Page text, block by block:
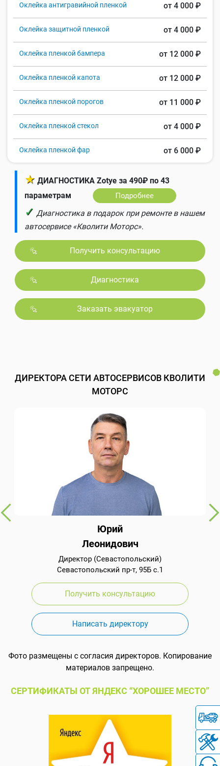
Оклейка антигравийной пленкой от 4 000 ₽
Оклейка защитной пленкой от 4 000 ₽
Оклейка пленкой бампера от 12 000 ₽
Оклейка пленкой капота от 12 000 ₽
Оклейка пленкой порогов от 11 000 ₽
Оклейка пленкой стекол от 4 000 ₽
Оклейка пленкой фар от 6 000 ₽
★ ДИАГНОСТИКА Zotye за 490₽ по 43
параметрам
Подробнее
✓ Диагностика в подарок при ремонте в нашем
автосервисе «Кволити Моторс».
Получить консультацию
Диагностика
Заказать эвакуатор
ДИРЕКТОРА СЕТИ АВТОСЕРВИСОВ КВОЛИТИ
МОТОРС
Юрий
Леонидович
Директор (Севастопольский)
Севастопольский пр-т, 95Б с.1
Получить консультацию
Написать директору
Фото размещены с согласия директоров. Копирование
материалов запрещено.
СЕРТИФИКАТЫ ОТ ЯНДЕКС “ХОРОШЕЕ МЕСТО”